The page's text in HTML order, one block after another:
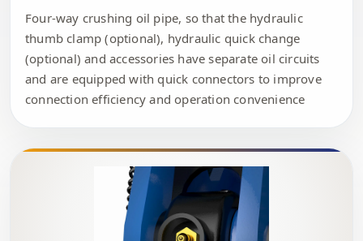
Four-way crushing oil pipe, so that the hydraulic
thumb clamp (optional), hydraulic quick change
(optional) and accessories have separate oil circuits
and are equipped with quick connectors to improve
connection efficiency and operation convenience